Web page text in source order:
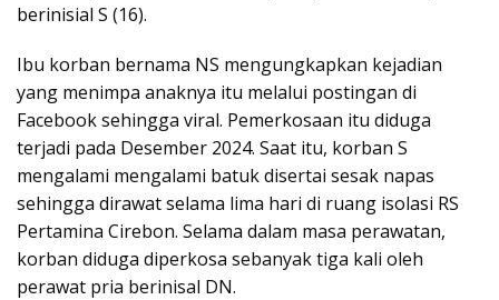
berinisial S (16).
Ibu korban bernama NS mengungkapkan kejadian
yang menimpa anaknya itu melalui postingan di
Facebook sehingga viral. Pemerkosaan itu diduga
terjadi pada Desember 2024. Saat itu, korban S
mengalami mengalami batuk disertai sesak napas
sehingga dirawat selama lima hari di ruang isolasi RS
Pertamina Cirebon. Selama dalam masa perawatan,
korban diduga diperkosa sebanyak tiga kali oleh
perawat pria berinisal DN.